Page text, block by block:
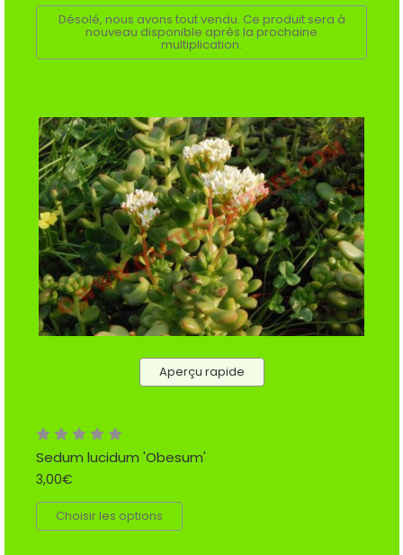
Désolé, nous avons tout vendu. Ce produit sera à
nouveau disponible après la prochaine
multiplication.
Aperçu rapide
Sedum lucidum 'Obesum'
3,00€
Choisir les options